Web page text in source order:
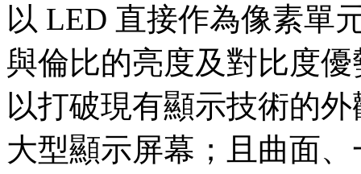
以 LED 直接作為像素單
與倫比的亮度及對比度
以打破現有顯示技術的
大型顯示屏幕；且曲面